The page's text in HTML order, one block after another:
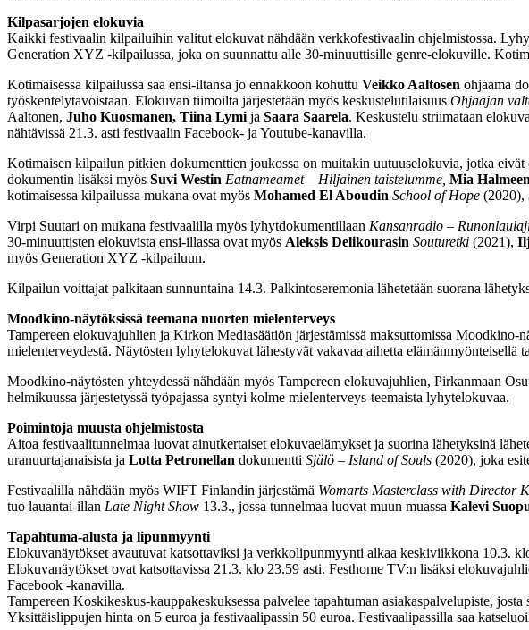
Kilpasarjojen elokuvia
Kaikki festivaalin kilpailuihin valitut elokuvat nähdään verkkofestivaalin ohjelmistossa.
Generation XYZ -kilpailussa, joka on suunnattu alle 30-minuuttisille genre-elokuville.
Kotimaisessa kilpailussa saa ensi-iltansa jo ennakkoon kohuttu Veikko Aaltosen ohjaama
työskentelytavoistaan. Elokuvan tiimoilta järjestetään myös keskustelutilaisuus Ohjaajan
Aaltonen, Juho Kuosmanen, Tiina Lymi ja Saara Saarela. Keskustelu striimataan
nähtävissä 21.3. asti festivaalin Facebook- ja Youtube-kanavilla.
Kotimaisen kilpailun pitkien dokumenttien joukossa on muitakin uutuuselokuvia, jotka
dokumentin lisäksi myös Suvi Westin Eatnameamet – Hiljainen taistelumme, Mia Halmeen
kotimaisessa kilpailussa mukana ovat myös Mohamed El Aboudin School of Hope (2020),
Virpi Suutari on mukana festivaalilla myös lyhytdokumentillaan Kansanradio –
30-minuuttisten elokuvista ensi-illassa ovat myös Aleksis Delikourasin Souturetki (2021),
myös Generation XYZ -kilpailuun.
Kilpailun voittajat palkitaan sunnuntaina 14.3. Palkintoseremonia lähetetään suorana
Moodkino-näytöksissä teemana nuorten mielenterveys
Tampereen elokuvajuhlien ja Kirkon Mediasäätiön järjestämissä maksuttomissa
mielenterveydestä. Näytösten lyhytelokuvat lähestyvät vakavaa aihetta
Moodkino-näytösten yhteydessä nähdään myös Tampereen elokuvajuhlien, Pirkanmaan
helmikuussa järjestetyssä työpajassa syntyi kolme mielenterveys-teemaista lyhytelokuvaa.
Poimintoja muusta ohjelmistosta
Aitoa festivaalitunnelmaa luovat ainutkertaiset elokuvaelämykset ja suorina lähetyksinä
uranuurtajanaisista ja Lotta Petronellan dokumentti Själö – Island of Souls (2020), joka
Festivaalilla nähdään myös WIFT Finlandin järjestämä Womarts Masterclass with Director
tuo lauantai-illan Late Night Show 13.3., jossa tunnelmaa luovat muun muassa Kalevi
Tapahtuma-alusta ja lipunmyynti
Elokuvanäytökset avautuvat katsottaviksi ja verkkolipunmyynti alkaa keskiviikkona 10.3.
Elokuvanäytökset ovat katsottavissa 21.3. klo 23.59 asti. Festhome TV:n lisäksi
Facebook -kanavilla.
Tampereen Koskikeskus-kauppakeskuksessa palvelee tapahtuman asiakaspalvelupiste,
Yksittäislippujen hinta on 5 euroa ja festivaalipassin 50 euroa. Festivaalipassilla saa